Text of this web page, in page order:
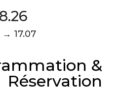
→ 17.07
&
Réservation